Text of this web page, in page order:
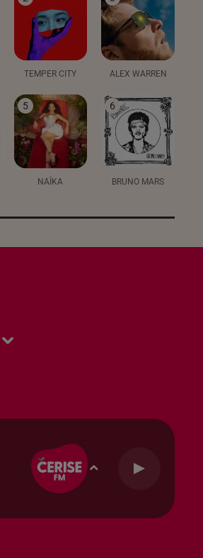
TEMPER CITY ALEX WARREN
5
NAÏKA
6
BRUNO MARS